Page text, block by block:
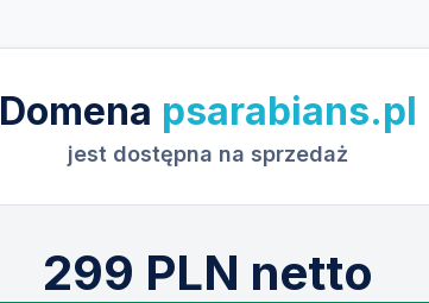
Domena psarabians.pl
jest dostępna na sprzedaż
299 PLN netto